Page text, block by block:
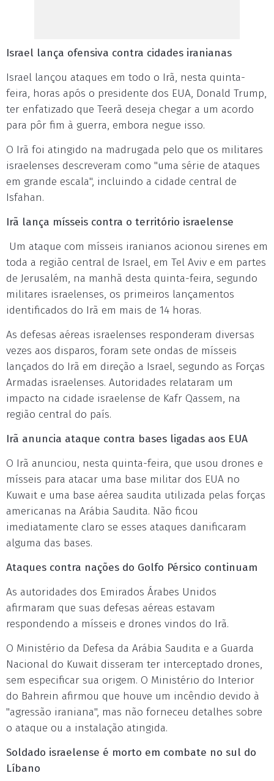
Israel lança ofensiva contra cidades iranianas
Israel lançou ataques em todo o Irã, nesta quinta-
feira, horas após o presidente dos EUA, Donald Trump,
ter enfatizado que Teerã deseja chegar a um acordo
para pôr fim à guerra, embora negue isso.
O Irã foi atingido na madrugada pelo que os militares
israelenses descreveram como "uma série de ataques
em grande escala", incluindo a cidade central de
Isfahan.
Irã lança mísseis contra o território israelense
Um ataque com mísseis iranianos acionou sirenes em
toda a região central de Israel, em Tel Aviv e em partes
de Jerusalém, na manhã desta quinta-feira, segundo
militares israelenses, os primeiros lançamentos
identificados do Irã em mais de 14 horas.
As defesas aéreas israelenses responderam diversas
vezes aos disparos, foram sete ondas de mísseis
lançados do Irã em direção a Israel, segundo as Forças
Armadas israelenses. Autoridades relataram um
impacto na cidade israelense de Kafr Qassem, na
região central do país.
Irã anuncia ataque contra bases ligadas aos EUA
O Irã anunciou, nesta quinta-feira, que usou drones e
mísseis para atacar uma base militar dos EUA no
Kuwait e uma base aérea saudita utilizada pelas forças
americanas na Arábia Saudita. Não ficou
imediatamente claro se esses ataques danificaram
alguma das bases.
Ataques contra nações do Golfo Pérsico continuam
As autoridades dos Emirados Árabes Unidos
afirmaram que suas defesas aéreas estavam
respondendo a mísseis e drones vindos do Irã.
O Ministério da Defesa da Arábia Saudita e a Guarda
Nacional do Kuwait disseram ter interceptado drones,
sem especificar sua origem. O Ministério do Interior
do Bahrein afirmou que houve um incêndio devido à
"agressão iraniana", mas não forneceu detalhes sobre
o ataque ou a instalação atingida.
Soldado israelense é morto em combate no sul do
Líbano